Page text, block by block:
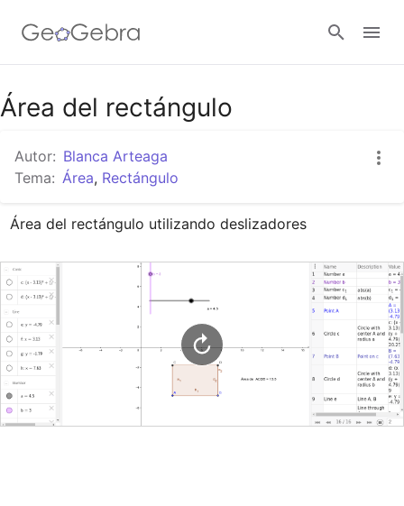
Google Classroom
GeoGebra Classroom
Abrir sesión
Área del rectángulo
Autor: Blanca Arteaga
Tema: Área, Rectángulo
Área del rectángulo utilizando deslizadores